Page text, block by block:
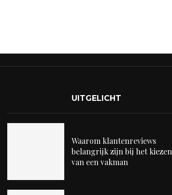
UITGELICHT
Waarom klantenreviews
belangrijk zijn bij het kiezen
van een vakman